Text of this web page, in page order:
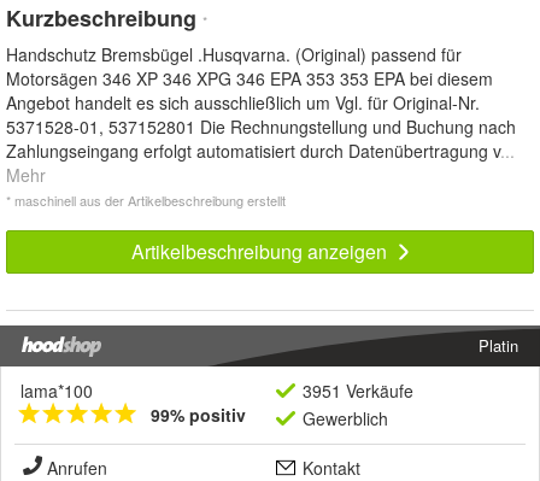
Kurzbeschreibung *
Handschutz Bremsbügel .Husqvarna. (Original) passend für
Motorsägen 346 XP 346 XPG 346 EPA 353 353 EPA bei diesem
Angebot handelt es sich ausschließlich um Vgl. für Original-Nr.
5371528-01, 537152801 Die Rechnungstellung und Buchung nach
Zahlungseingang erfolgt automatisiert durch Datenübertragung v...
Mehr
* maschinell aus der Artikelbeschreibung erstellt
Artikelbeschreibung anzeigen
Platin
lama*100
99% positiv
3951 Verkäufe
Gewerblich
Anrufen
Kontakt